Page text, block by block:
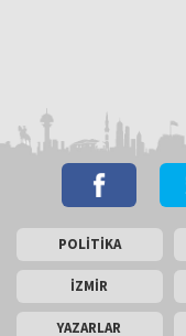
POLİTİKA
İZMİR
YAZARLAR